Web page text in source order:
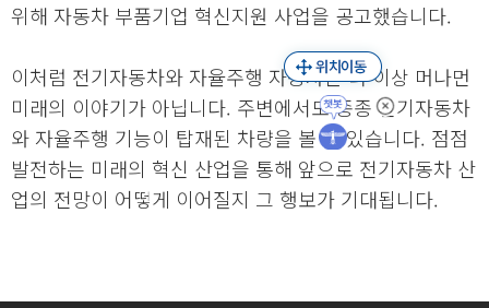
위해 자동차 부품기업 혁신지원 사업을 공고했습니다.
이처럼 전기자동차와 자율주행 자동차는 더 이상 머나먼
미래의 이야기가 아닙니다. 주변에서도 종종 전기자동차
와 자율주행 기능이 탑재된 차량을 볼 수 있습니다. 점점
발전하는 미래의 혁신 산업을 통해 앞으로 전기자동차 산
업의 전망이 어떻게 이어질지 그 행보가 기대됩니다.